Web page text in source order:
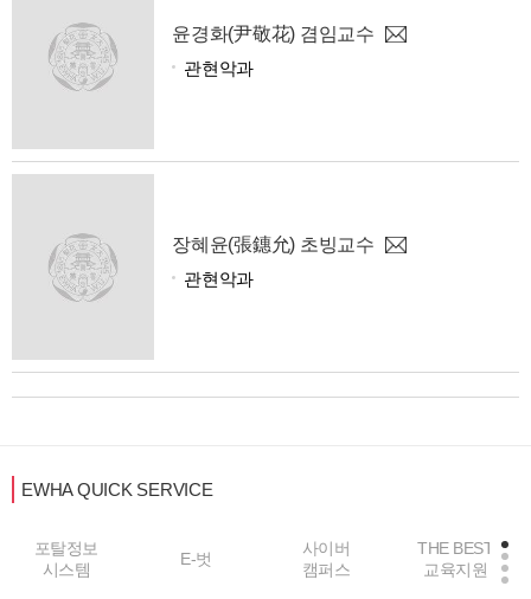
윤경화(尹敬花) 겸임교수
관현악과
장혜윤(張鏸允) 초빙교수
관현악과
EWHA QUICK SERVICE
포탈정보
시스템
E-벗
사이버
캠퍼스
THE BEST
교육지원